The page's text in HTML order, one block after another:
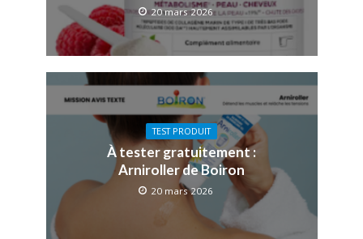
20 mars 2026
TEST PRODUIT
À tester gratuitement :
Arniroller de Boiron
20 mars 2026